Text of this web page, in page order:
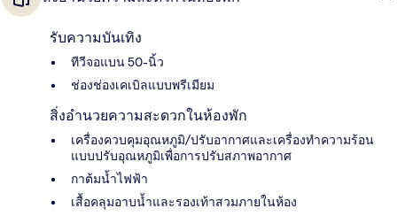
รับความบันเทิง
ทีวีจอแบน 50-นิ้ว
ช่องช่องเคเบิลแบบพรีเมียม
สิ่งอำนวยความสะดวกในห้องพัก
เครื่องควบคุมอุณหภูมิ/ปรับอากาศและเครื่องทำความร้อน
แบบปรับอุณหภูมิเพื่อการปรับสภาพอากาศ
กาต้มน้ำไฟฟ้า
เสื้อคลุมอาบน้ำและรองเท้าสวมภายในห้อง